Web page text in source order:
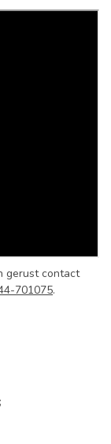
gerust contact
701075.